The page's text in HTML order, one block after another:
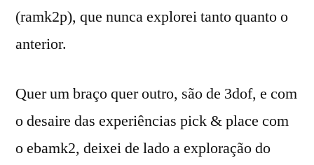
(ramk2p), que nunca explorei tanto quanto o
anterior.
Quer um braço quer outro, são de 3dof, e com
o desaire das experiências pick & place com
o ebamk2, deixei de lado a exploração do